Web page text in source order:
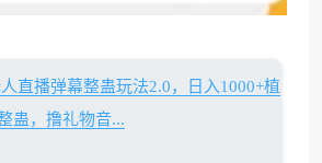
直播弹幕整蛊玩法2.0，日入1000+植
蛊，撸礼物音...